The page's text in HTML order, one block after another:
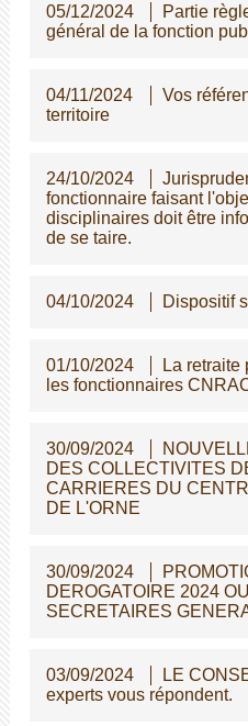
05/12/2024
Partie
général de la fonction
04/11/2024
Vos
territoire
24/10/2024
fonctionnaire faisant
disciplinaires doit être
de se taire.
04/10/2024 Dispositif
01/10/2024
La retraite
les fonctionnaires
30/09/2024
DES COLLECTIVITES
CARRIERES DU
DE L'ORNE
30/09/2024
DEROGATOIRE 2024
SECRETAIRES
03/09/2024
LE
experts vous répondent.